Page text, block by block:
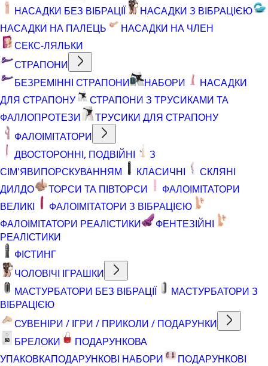
НАСАДКИ БЕЗ ВІБРАЦІЇ
НАСАДКИ З ВІБРАЦІЄЮ
НАСАДКИ НА ПАЛЕЦЬ
НАСАДКИ НА ЧЛЕН
СЕКС-ЛЯЛЬКИ
СТРАПОНИ
БЕЗРЕМІННІ СТРАПОНИ
НАБОРИ
НАСАДКИ
ДЛЯ СТРАПОНУ
СТРАПОНИ З ТРУСИКАМИ ТА
ФАЛЛОПРОТЕЗИ
ТРУСИКИ ДЛЯ СТРАПОНУ
ФАЛОІМІТАТОРИ
ДВОСТОРОННІ, ПОДВІЙНІ
З
СІМ'ЯВИПОРСКУВАННЯМ
КЛАСИЧНІ
СКЛЯНІ
ДИЛДО
ТОРСИ ТА ПІВТОРСИ
ФАЛОІМІТАТОРИ
ВЕЛИКІ
ФАЛОІМІТАТОРИ З ВІБРАЦІЄЮ
ФАЛОІМІТАТОРИ РЕАЛІСТИКИ
ФЕНТЕЗІЙНІ
РЕАЛІСТИКИ
ФІСТИНГ
ЧОЛОВІЧІ ІГРАШКИ
МАСТУРБАТОРИ БЕЗ ВІБРАЦІЇ
МАСТУРБАТОРИ З
ВІБРАЦІЄЮ
СУВЕНІРИ / ІГРИ / ПРИКОЛИ / ПОДАРУНКИ
БРЕЛОКИ
ПОДАРУНКОВА
УПАКОВКАПОДАРУНКОВІ НАБОРИ
ПОДАРУНКОВІ